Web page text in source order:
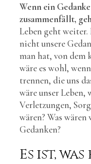
Wenn ein
zusammenfällt,
Leben geht
nicht unsere
man hat, von dem
wäre es wohl,
trennen, die uns
wäre unser
Verletzungen,
wären? Was
Gedanken?
Es ist, was